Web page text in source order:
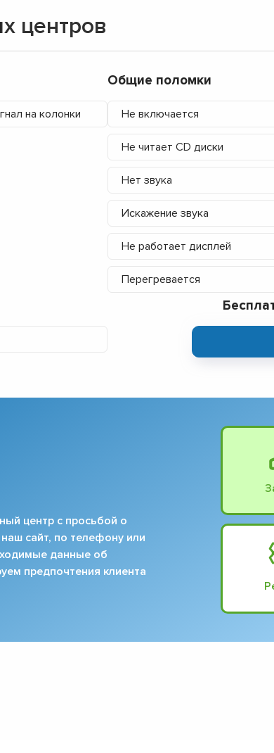
центров
на колонки
Общие поломки
Не включается
Не читает CD диски
Нет звука
Искажение звука
Не работает дисплей
Перегревается
центр с просьбой о
сайт, по телефону или
данные об
предпочтения клиента